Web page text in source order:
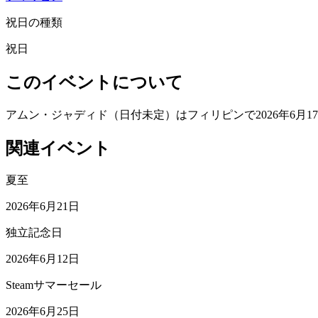
祝日の種類
祝日
このイベントについて
アムン・ジャディド（日付未定）はフィリピンで2026年6月
関連イベント
夏至
2026年6月21日
独立記念日
2026年6月12日
Steamサマーセール
2026年6月25日